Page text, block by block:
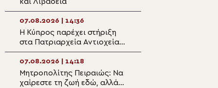
07.08.2026 | 14:36
Η Κύπρος παρέχει στήριξη
στα Πατριαρχεία Αντιοχείας
και Ιεροσολύμων
07.08.2026 | 14:18
Μητροπολίτης Πειραιώς: Να
χαίρεστε τη ζωή εδώ, αλλά